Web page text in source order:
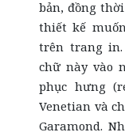
bản, đồng
thiết kế
trên trang in.
chữ này vào
phục hưng
Venetian và
Garamond.